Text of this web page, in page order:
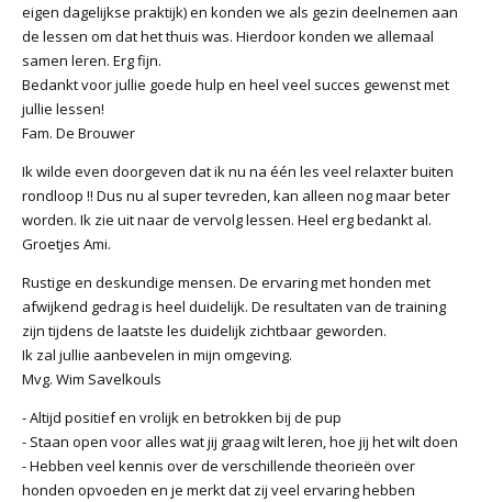
eigen dagelijkse praktijk) en konden we als gezin deelnemen aan
de lessen om dat het thuis was. Hierdoor konden we allemaal
samen leren. Erg fijn.
Bedankt voor jullie goede hulp en heel veel succes gewenst met
jullie lessen!
Fam. De Brouwer
Ik wilde even doorgeven dat ik nu na één les veel relaxter buiten
rondloop !! Dus nu al super tevreden, kan alleen nog maar beter
worden. Ik zie uit naar de vervolg lessen. Heel erg bedankt al.
Groetjes Ami.
Rustige en deskundige mensen. De ervaring met honden met
afwijkend gedrag is heel duidelijk. De resultaten van de training
zijn tijdens de laatste les duidelijk zichtbaar geworden.
Ik zal jullie aanbevelen in mijn omgeving.
Mvg. Wim Savelkouls
- Altijd positief en vrolijk en betrokken bij de pup
- Staan open voor alles wat jij graag wilt leren, hoe jij het wilt doen
- Hebben veel kennis over de verschillende theorieën over
honden opvoeden en je merkt dat zij veel ervaring hebben